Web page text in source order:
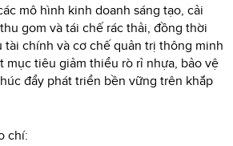
mô hình kinh doanh sáng tạo, cải
gom và tái chế rác thải, đồng thời
chính và cơ chế quản trị thông minh
mục tiêu giảm thiểu rò rỉ nhựa, bảo vệ
đẩy phát triển bền vững trên khắp
chí: